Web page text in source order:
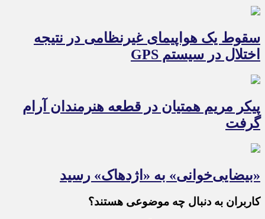
سقوط یک هواپیمای غیرنظامی در نتیجه
اختلال در سیستم‌ GPS
پیکر مریم همتیان در قطعه هنرمندان آرام
گرفت
«بیضایی‌خوانی» به «اژدهاک» رسید
کاربران به دنبال چه موضوعی هستند؟